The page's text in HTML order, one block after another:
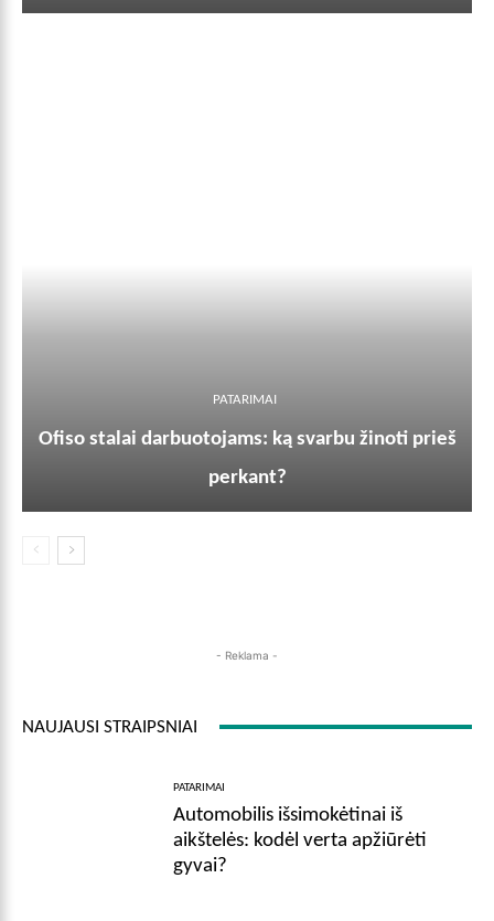
PATARIMAI
Ofiso stalai darbuotojams: ką svarbu žinoti prieš
perkant?
- Reklama -
NAUJAUSI STRAIPSNIAI
PATARIMAI
Automobilis išsimokėtinai iš
aikštelės: kodėl verta apžiūrėti
gyvai?